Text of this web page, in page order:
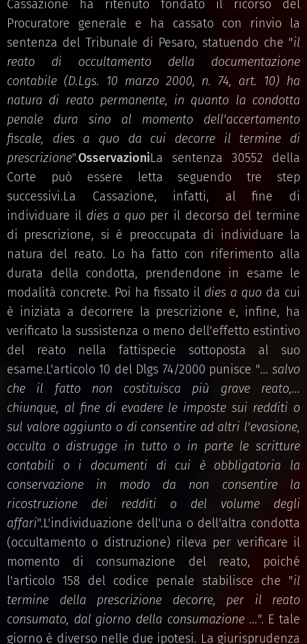
Cassazione ha ritenuto fondato il ricorso del
Procuratore generale e ha cassato con rinvio la
sentenza del Tribunale di Pesaro, statuendo che "il
reato di occultamento della documentazione
contabile (D.Lgs. 10 marzo 2000, n. 74, art. 10) ha
natura di reato permanente, in quanto la condotta
penale dura sino al momento dell'accertamento
fiscale, dies a quo da cui decorre il termine di
prescrizione".OsservazioniLa sentenza 30552 della
Corte può essere letta seguendo tre step
successivi.La Cassazione, infatti, al fine di
individuare il dies a quo per il decorso del termine
di prescrizione, si è preoccupata di individuare la
natura del reato. Lo ha fatto con riferimento alla
durata della condotta, prendendone in esame le
modalità concrete. Poi ha fissato il dies a quo da cui
è iniziata a decorrere la prescrizione e, infine, ha
verificato la sussistenza o meno dell'effetto estintivo
del reato nella fattispecie sottoposta al suo
esame.L'articolo 10 del Dlgs 74/2000 punisce "... salvo
che il fatto non costituisca più grave reato,...
chiunque, al fine di evadere le imposte sui redditi o
sul valore aggiunto o di consentire ad altri l'evasione,
occulta o distrugge in tutto o in parte le scritture
contabili o i documenti di cui è obbligatoria la
conservazione in modo da non consentire la
ricostruzione dei redditi o del volume degli
affari".L'individuazione dell'una o dell'altra condotta
(occultamento o distruzione) rileva per verificare il
momento di consumazione del reato, poiché
l'articolo 158 del codice penale stabilisce che "il
termine della prescrizione decorre, per il reato
consumato, dal giorno della consumazione...". E tale
giorno è diverso nelle due ipotesi. La giurisprudenza